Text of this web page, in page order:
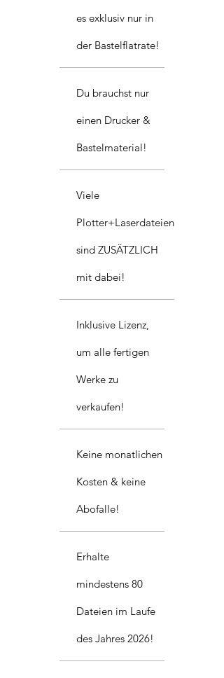
es exklusiv nur in
der Bastelflatrate!
Du brauchst nur
einen Drucker &
Bastelmaterial!
Viele
Plotter+Laserdateien
sind ZUSÄTZLICH
mit dabei!
Inklusive Lizenz,
um alle fertigen
Werke zu
verkaufen!
Keine monatlichen
Kosten & keine
Abofalle!
Erhalte
mindestens 80
Dateien im Laufe
des Jahres 2026!